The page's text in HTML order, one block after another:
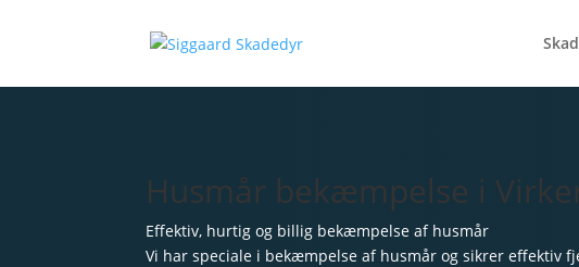
Husmår bekæmpelse i
Effektiv, hurtig og billig bekæmpelse af husmår
Vi har speciale i bekæmpelse af husmår og sikrer effektiv